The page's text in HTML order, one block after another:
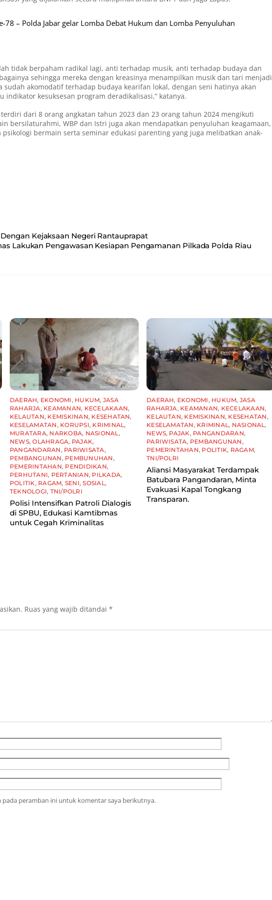
78 – Polda Jabar gelar Lomba Debat Hukum dan Lomba Penyuluhan
tidak berpaham radikal lagi, anti terhadap musik, anti terhadap budaya dan
sehingga mereka dengan kreasinya menampilkan musik dan tari menjadi
akomodatif terhadap budaya kearifan lokal, dengan seni hatinya akan
kesuksesan program deradikalisasi,” katanya.
dari 8 orang angkatan tahun 2023 dan 23 orang tahun 2024 mengikuti
bersilaturahmi, WBP dan Istri juga akan mendapatkan penyuluhan keagamaan,
bermain serta seminar edukasi parenting yang juga melibatkan anak-
Kejaksaan Negeri Rantauprapat
Lakukan Pengawasan Kesiapan Pengamanan Pilkada Polda Riau
DAERAH, EKONOMI , HUKUM, JASA
RAHARJA, KEAMANAN, KECELAKAAN,
KELAUTAN, KEMISKINAN, KESEHATAN,
KESELAMATAN , KORUPSI, KRIMINAL ,
MURATARA, NARKOBA, NASIONAL ,
NEWS,OLAHRAGA, PAJAK,
PANGANDARAN , PARIWISATA,
PEMBANGUNAN , PEMBUNUHAN ,
PEMERINTAHAN, PENDIDIKAN,
PERHUTANI, PERTANIAN, PILKADA,
POLITIK , RAGAM, SENI,SOSIAL ,
TEKNOLOGI, TNI/POLRI
Polisi Intensifkan Patroli Dialogis
di SPBU, Edukasi Kamtibmas
untuk Cegah Kriminalitas
DAERAH, EKONOMI , HUKUM, JASA
RAHARJA, KEAMANAN, KECELAKAAN,
KELAUTAN, KEMISKINAN, KESEHATAN ,
KESELAMATAN , KRIMINAL , NASIONAL ,
NEWS, PAJAK , PANGANDARAN,
PARIWISATA, PEMBANGUNAN ,
PEMERINTAHAN, POLITIK, RAGAM,
TNI/POLRI
Aliansi Masyarakat Terdampak
Batubara Pangandaran, Minta
Evakuasi Kapal Tongkang
Transparan.
Ruas yang wajib ditandai *
pada peramban ini untuk komentar saya berikutnya.